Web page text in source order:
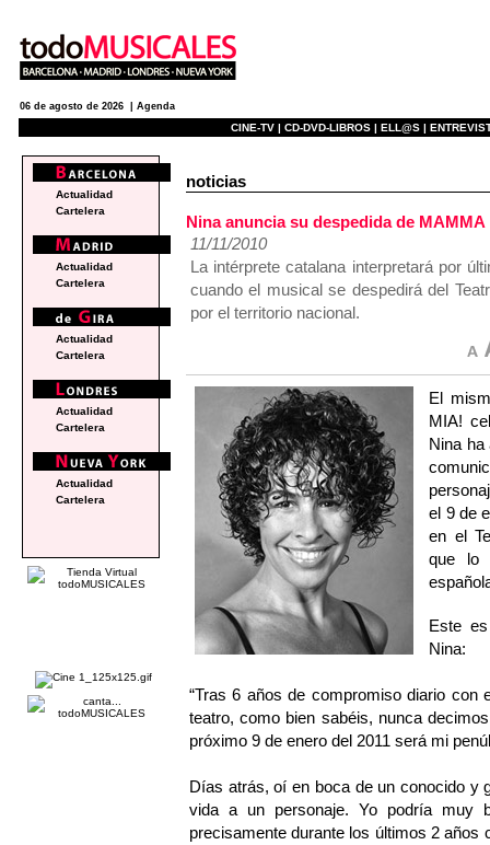
06 de agosto de 2026 | Agenda
CINE-TV | CD-DVD-LIBROS | ELL@S |
noticias
Nina anuncia su despedida de MAMMA
11/11/2010
La intérprete catalana interpretará por
cuando el musical se despedirá del
por el territorio nacional.
El
MIA!
Nina ha
el 9 de
en el
que lo
Este
Nina:
“Tras 6 años de compromiso diario
teatro, como bien sabéis, nunca
próximo 9 de enero del 2011 será mi
Días atrás, oí en boca de un conocido y
vida a un personaje. Yo podría muy
precisamente durante los últimos 2
Actualidad
Cartelera
Actualidad
Cartelera
Actualidad
Cartelera
Actualidad
Cartelera
Actualidad
Cartelera